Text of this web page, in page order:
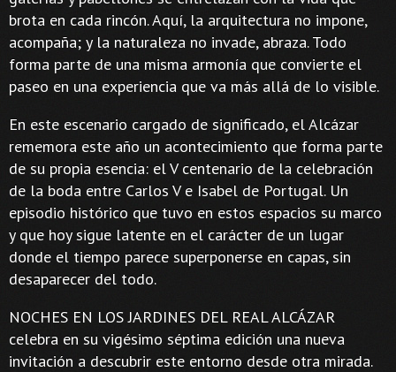
brota en cada rincón. Aquí, la arquitectura no impone,
acompaña; y la naturaleza no invade, abraza. Todo
forma parte de una misma armonía que convierte el
paseo en una experiencia que va más allá de lo visible.
En este escenario cargado de significado, el Alcázar
rememora este año un acontecimiento que forma parte
de su propia esencia: el V centenario de la celebración
de la boda entre Carlos V e Isabel de Portugal. Un
episodio histórico que tuvo en estos espacios su marco
y que hoy sigue latente en el carácter de un lugar
donde el tiempo parece superponerse en capas, sin
desaparecer del todo.
NOCHES EN LOS JARDINES DEL REAL ALCÁZAR
celebra en su vigésimo séptima edición una nueva
invitación a descubrir este entorno desde otra mirada.